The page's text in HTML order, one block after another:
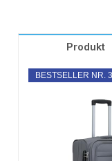
Produkt
BESTSELLER NR. 3